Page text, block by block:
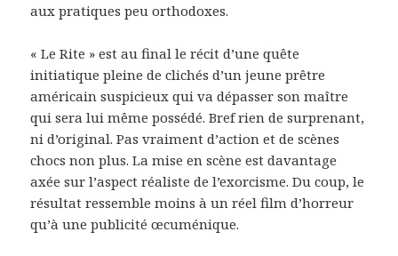
aux pratiques peu orthodoxes.
« Le Rite » est au final le récit d’une quête
initiatique pleine de clichés d’un jeune prêtre
américain suspicieux qui va dépasser son maître
qui sera lui même possédé. Bref rien de surprenant,
ni d’original. Pas vraiment d’action et de scènes
chocs non plus. La mise en scène est davantage
axée sur l’aspect réaliste de l’exorcisme. Du coup, le
résultat ressemble moins à un réel film d’horreur
qu’à une publicité œcuménique.